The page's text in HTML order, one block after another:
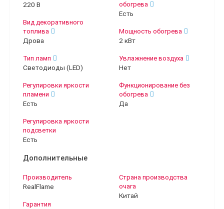
220 В
Вид декоративного
топлива
Дрова
Тип ламп
Светодиоды (LED)
Регулировки яркости
пламени
Есть
Регулировка яркости
подсветки
Есть
обогрева
Есть
Мощность обогрева
2 кВт
Увлажнение воздуха
Нет
Функционирование без
обогрева
Да
Дополнительные
Производитель
RealFlame
Гарантия
Страна производства
очага
Китай